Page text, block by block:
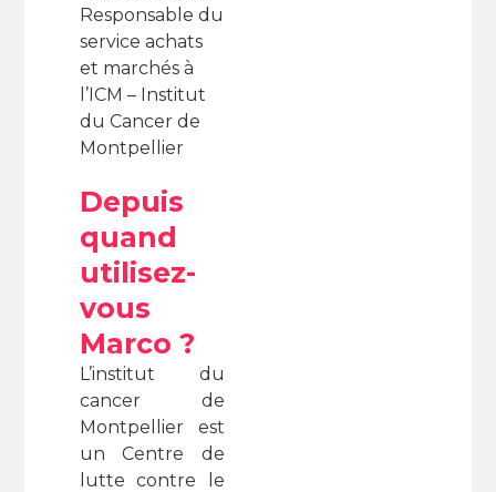
Responsable du
service achats
et marchés à
l’ICM – Institut
du Cancer de
Montpellier
Depuis
quand
utilisez-
vous
Marco ?
L’institut du
cancer de
Montpellier est
un Centre de
lutte contre le